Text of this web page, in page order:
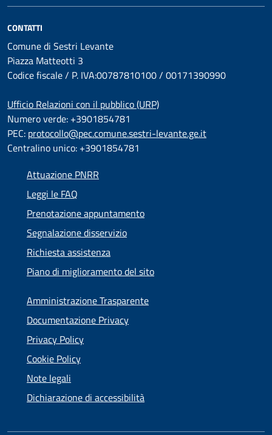
CONTATTI
Comune di Sestri Levante
Piazza Matteotti 3
Codice fiscale / P. IVA:00787810100 / 00171390990
Ufficio Relazioni con il pubblico (URP)
Numero verde: +3901854781
PEC: protocollo@pec.comune.sestri-levante.ge.it
Centralino unico: +3901854781
Attuazione PNRR
Leggi le FAQ
Prenotazione appuntamento
Segnalazione disservizio
Richiesta assistenza
Piano di miglioramento del sito
Amministrazione Trasparente
Documentazione Privacy
Privacy Policy
Cookie Policy
Note legali
Dichiarazione di accessibilità